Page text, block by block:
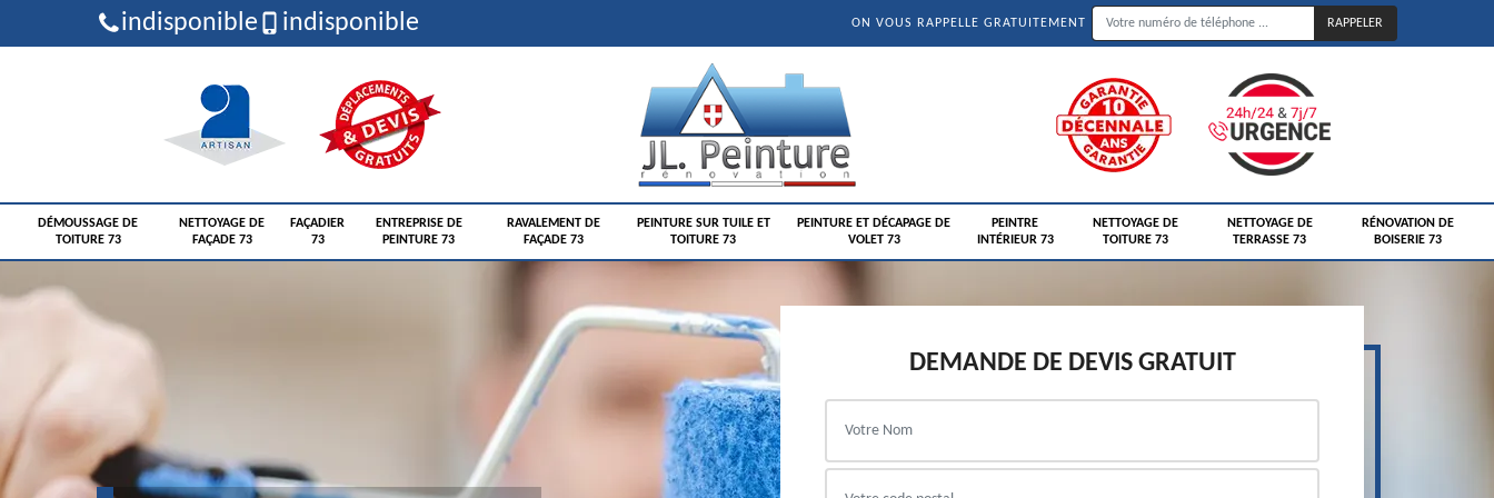
indisponible indisponible ON VOUS RAPPELLE GRATUITEMENT
DÉMOUSSAGE DE
TOITURE 73
NETTOYAGE DE
FAÇADE 73
FAÇADIER
73
ENTREPRISE DE
PEINTURE 73
RAVALEMENT DE
FAÇADE 73
PEINTURE SUR TUILE ET
TOITURE 73
PEINTURE ET DÉCAPAGE DE
VOLET 73
PEINTRE
INTÉRIEUR 73
NETTOYAGE DE
TOITURE 73
NETTOYAGE DE
TERRASSE 73
RÉNOVATION DE
BOISERIE 73
DEMANDE DE DEVIS GRATUIT